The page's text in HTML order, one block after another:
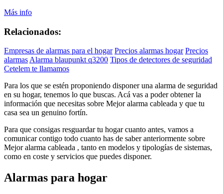
Más info
Relacionados:
Empresas de alarmas para el hogar Precios alarmas hogar Precios
alarmas Alarma blaupunkt q3200 Tipos de detectores de seguridad
Cetelem te llamamos
Para los que se estén proponiendo disponer una alarma de seguridad
en su hogar, tenemos lo que buscas. Acá vas a poder obtener la
información que necesitas sobre Mejor alarma cableada y que tu
casa sea un genuino fortín.
Para que consigas resguardar tu hogar cuanto antes, vamos a
comunicar contigo todo cuanto has de saber anteriormente sobre
Mejor alarma cableada , tanto en modelos y tipologías de sistemas,
como en coste y servicios que puedes disponer.
Alarmas para hogar